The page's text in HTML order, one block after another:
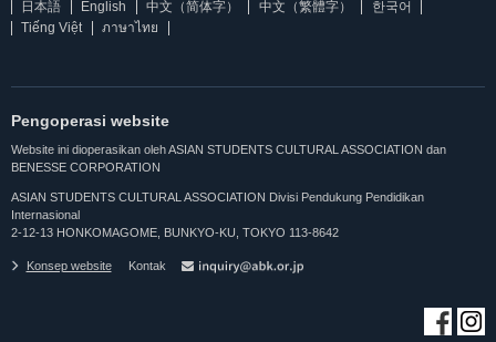
日本語 English 中文（简体字） 中文（繁體字）
한국어
Tiếng Việt
ภาษาไทย
Pengoperasi website
Website ini dioperasikan oleh ASIAN STUDENTS CULTURAL ASSOCIATION dan
BENESSE CORPORATION
ASIAN STUDENTS CULTURAL ASSOCIATION Divisi Pendukung Pendidikan
Internasional
2-12-13 HONKOMAGOME, BUNKYO-KU, TOKYO 113-8642
Konsep website Kontak